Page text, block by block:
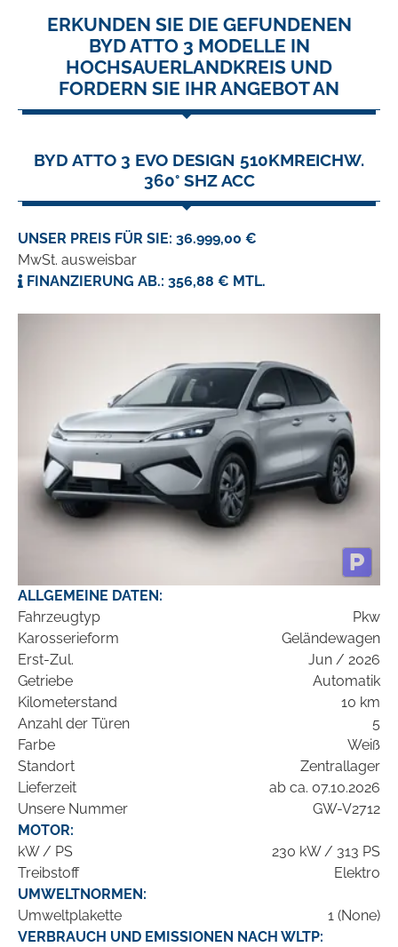
ERKUNDEN SIE DIE GEFUNDENEN
BYD ATTO 3 MODELLE IN
HOCHSAUERLANDKREIS UND
FORDERN SIE IHR ANGEBOT AN
BYD ATTO 3 EVO DESIGN 510KMREICHW.
360° SHZ ACC
UNSER PREIS FÜR SIE: 36.999,00 €
MwSt. ausweisbar
FINANZIERUNG AB.: 356,88 € MTL.
ALLGEMEINE DATEN:
Fahrzeugtyp
Pkw
Karosserieform
Geländewagen
Erst-Zul.
Jun / 2026
Getriebe
Automatik
Kilometerstand
10 km
Anzahl der Türen
5
Farbe
Weiß
Standort
Zentrallager
Lieferzeit
ab ca. 07.10.2026
Unsere Nummer
GW-V2712
MOTOR:
kW / PS
230 kW / 313 PS
Treibstoff
Elektro
UMWELTNORMEN:
Umweltplakette
1 (None)
VERBRAUCH UND EMISSIONEN NACH WLTP: